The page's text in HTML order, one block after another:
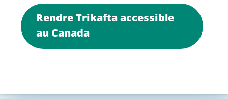
Rendre Trikafta accessible
au Canada